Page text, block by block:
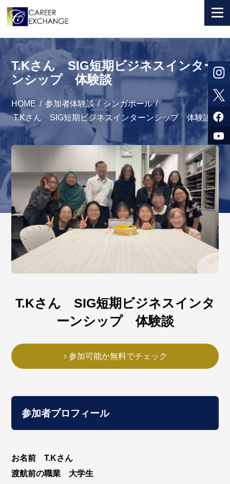
+ 国から選ぶ
+ 目的から選ぶ
求人検索
参加者体験談
よくある質問
+ お申込のご案内
+ 会社情報
カウンセラー募集
T.Kさん SIG短期ビジネスインター
ンシップ 体験談
HOME / 参加者体験談 / シンガポール /
T.Kさん SIG短期ビジネスインターンシップ 体験談
T.Kさん SIG短期ビジネスインタ
ーンシップ 体験談
参加可能か無料でチェック
参加者プロフィール
お名前 T.Kさん
渡航前の職業 大学生